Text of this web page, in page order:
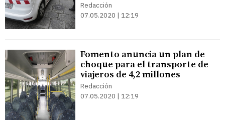
Redacción
07.05.2020 | 12:19
Fomento anuncia un plan de
choque para el transporte de
viajeros de 4,2 millones
Redacción
07.05.2020 | 12:19